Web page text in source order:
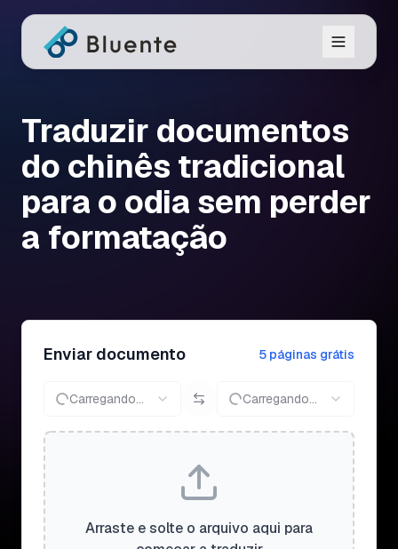
Traduzir documentos
do chinês tradicional
para o odia sem perder
a formatação
Enviar documento 5 páginas grátis
Carregando... Carregando...
Arraste e solte o arquivo aqui para